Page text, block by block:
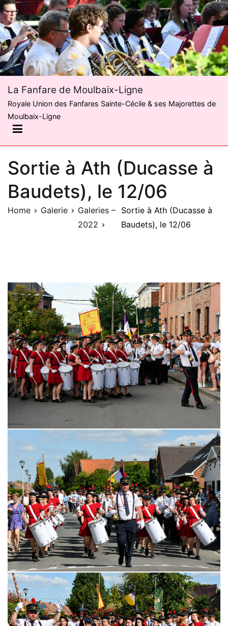
Skip
to
content
La Fanfare de Moulbaix-Ligne
Royale Union des Fanfares Sainte-Cécile & ses Majorettes de
Moulbaix-Ligne
Sortie à Ath (Ducasse à
Baudets), le 12/06
Home Galerie
Galeries –
2022
Sortie à Ath (Ducasse à
Baudets), le 12/06